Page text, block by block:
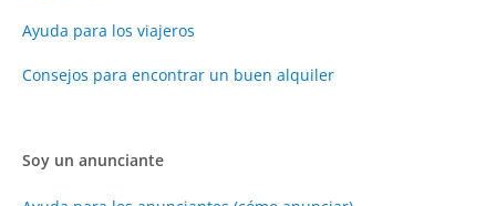
Ayuda para los viajeros
Consejos para encontrar un buen alquiler
Soy un anunciante